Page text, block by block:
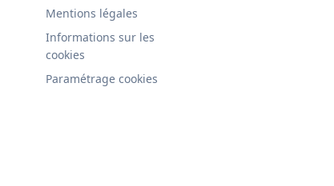
Mentions légales
Informations sur les
cookies
Paramétrage cookies